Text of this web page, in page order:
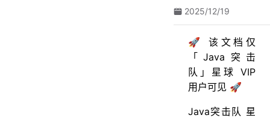
2025/12/19
🚀 该文档仅
「Java突击
队」星球 VIP
用户可见 🚀
Java突击队 星